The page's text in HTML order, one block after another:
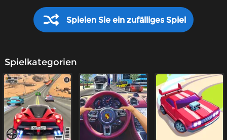
Spielen Sie ein zufälliges Spiel
Spielkategorien